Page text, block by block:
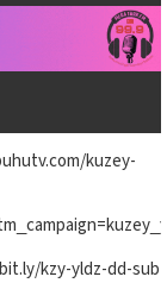
kuzey-
bit.ly/kzy-yldz-dd-sub